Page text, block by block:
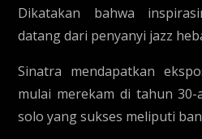
Dikatakan bahwa
datang dari penyanyi jazz
Sinatra mendapatkan
mulai merekam di tahun
solo yang sukses meliputi